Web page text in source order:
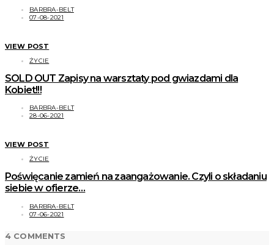
BARBRA-BELT
07-08-2021
VIEW POST
ŻYCIE
SOLD OUT Zapisy na warsztaty pod gwiazdami dla
Kobiet!!!
BARBRA-BELT
28-06-2021
VIEW POST
ŻYCIE
Poświęcanie zamień na zaangażowanie. Czyli o składaniu
siebie w ofierze…
BARBRA-BELT
07-06-2021
4 COMMENTS